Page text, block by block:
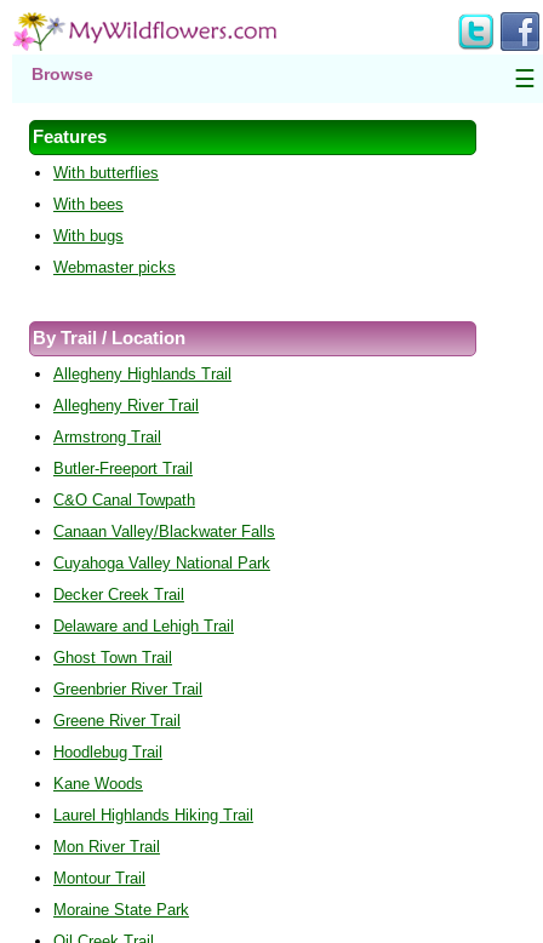
Browse ☰
Features
With butterflies
With bees
With bugs
Webmaster picks
By Trail / Location
Allegheny Highlands Trail
Allegheny River Trail
Armstrong Trail
Butler-Freeport Trail
C&O Canal Towpath
Canaan Valley/Blackwater Falls
Cuyahoga Valley National Park
Decker Creek Trail
Delaware and Lehigh Trail
Ghost Town Trail
Greenbrier River Trail
Greene River Trail
Hoodlebug Trail
Kane Woods
Laurel Highlands Hiking Trail
Mon River Trail
Montour Trail
Moraine State Park